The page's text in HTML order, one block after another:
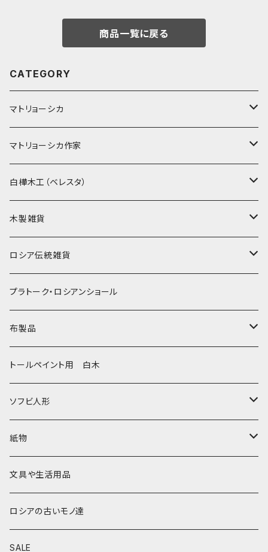
商品一覧に戻る
CATEGORY
マトリョーシカ
ノン入れ子マトリョーシカ
イコンモチーフ
クリスマス
ノリンスクの子達
動物マトリョーシカ
セミョーノフの子達
その他のマトショーシカ
キーロフの子達
マトリョーシカ作家
イリーナ・ヴァトゥルーシキナ
タマラ・コリエワ
ナジェジダ・イワンツォワ
リュボーフィ・ブズイキナ
タチアナ ドゥビニッチ
エレナ・イワンツォワ
バローニナ・マリヤ
ヴィクトル・ニキーチン
その他
白樺木工（ベレスタ）
型押しの箱
キャニスター
白樺編み
トレイ・平皿
白樺靴
白樺その他
木製雑貨
ニードルケース・お針刺し
ベル・起きあがりこぼし
オルゴール
キッチン
イースターエッグ
小物入れ・ボトルケース
置物
カラクリおもちゃ
キーホルダー他
ロシア伝統雑貨
ホフロマ
アルハンゲリスク
ゴロジェッツ
ジョストボ
グジェリ
プラトーク・ロシアンショール
布製品
キッチンクロス
ソビエトデザイン 昔の布
切り売り布・リボン
その他
トールペイント用 白木
ソフビ人形
現代物
ソビエト時代モノ等
紙物
本類
お祝い封筒
カード類
文具や生活用品
ロシアの古いモノ達
SALE